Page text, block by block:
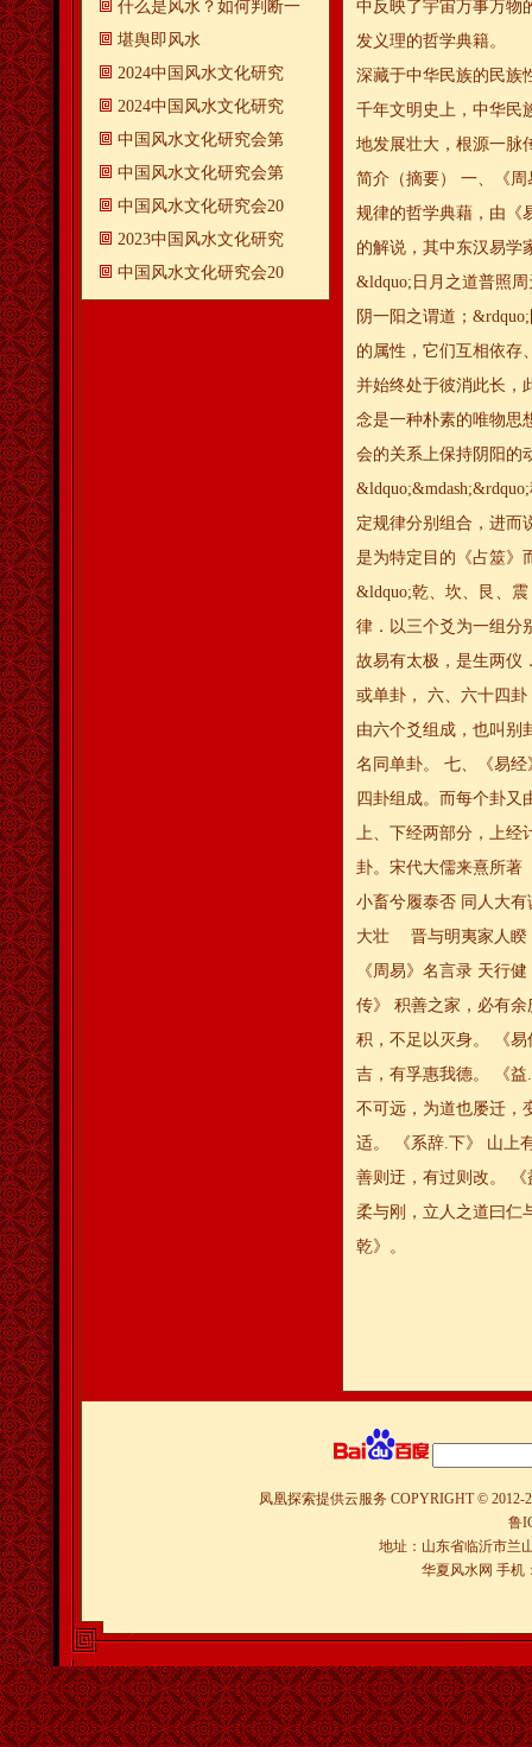
什么是风水？如何判断一
​堪舆即风水
2024中国风水文化研究
2024中国风水文化研究
中国风水文化研究会第
中国风水文化研究会第
中国风水文化研究会20
2023中国风水文化研究
中国风水文化研究会20
中反映了宇宙万事万物
发义理的哲学典籍。
深藏于中华民族的民族
千年文明史上，中华民
地发展壮大，根源一脉
简介（摘要） 一、《
规律的哲学典藉，由《
的解说，其中东汉易学
&ldquo;日月之道普照
阴一阳之谓道；
的属性，它们互相依存
并始终处于彼消此长，
念是一种朴素的唯物思
会的关系上保持阴阳的
定规律分别组合，进而
是为特定目的《占筮》
&ldquo;乾、坎、艮、
律．以三个爻为一组分
故易有太极，是生两仪
或单卦， 六、六十四
由六个爻组成，也叫别
名同单卦。 七、《易
四卦组成。而每个卦又
上、下经两部分，上经
卦。宋代大儒来熹所
小畜兮履泰否 同人大
大壮 晋与明夷家人睽
《周易》名言录 天行
传》 积善之家，必有
积，不足以灭身。 《
吉，有孚惠我德。 《
不可远，为道也屡迁，
适。 《系辞.下》 山上
善则迂，有过则改。
柔与刚，立人之道曰仁
乾》。
凤凰探索提供云服务 COPYRIGHT © 2012-
鲁
地址：山东省临沂市兰
华夏风水网 手机